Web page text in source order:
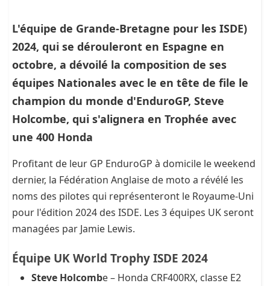
L'équipe de Grande-Bretagne pour les ISDE)
2024, qui se dérouleront en Espagne en
octobre, a dévoilé la composition de ses
équipes Nationales avec le en tête de file le
champion du monde d'EnduroGP, Steve
Holcombe, qui s'alignera en Trophée avec
une 400 Honda
Profitant de leur GP EnduroGP à domicile le weekend
dernier, la Fédération Anglaise de moto a révélé les
noms des pilotes qui représenteront le Royaume-Uni
pour l'édition 2024 des ISDE. Les 3 équipes UK seront
managées par Jamie Lewis.
Équipe UK World Trophy ISDE 2024
Steve Holcombe – Honda CRF400RX, classe E2